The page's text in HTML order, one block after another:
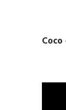
Coco